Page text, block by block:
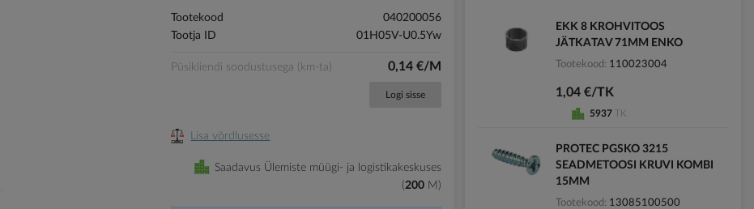
Tootekood
040200056
Tootja ID
01H05V-U0.5Yw
Püsikliendi soodustusega (km-ta) 0,14 €/M
Logi sisse
Lisa võrdlusesse
Saadavus Ülemiste müügi- ja logistikakeskuses
200 M
EKK 8 KROHVITOOS
JÄTKATAV 71MM ENKO
Tootekood 110023004
1,04 €/TK
5937 TK
PROTEC PGSKO 3215
SEADMETOOSI KRUVI KOMBI
15MM
Tootekood 13085100500